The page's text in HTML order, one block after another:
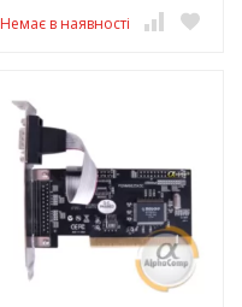
Немає в наявності